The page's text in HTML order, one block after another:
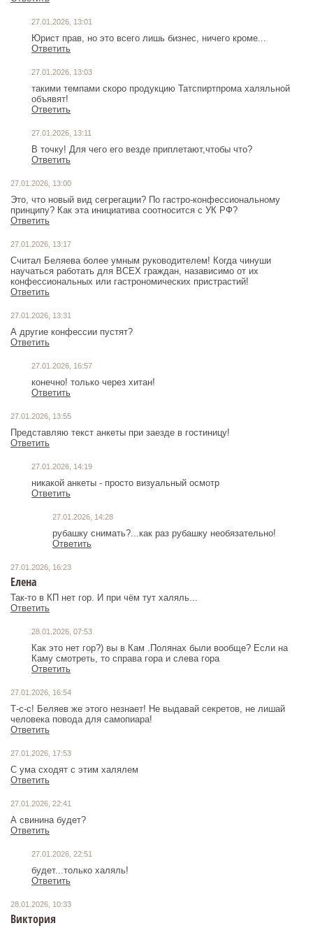
27.01.2026, 13:01
Юрист прав, но это всего лишь бизнес, ничего кроме...
Ответить
27.01.2026, 13:03
такими темпами скоро продукцию Татспиртпрома халяльной
объявят!
Ответить
27.01.2026, 13:11
Ответить
27.01.2026, 13:00
Это, что новый вид сегрегации? По гастро-конфессиональному
принципу? Как эта инициатива соотносится с УК РФ?
Ответить
27.01.2026, 13:17
Считал Беляева более умным руководителем! Когда чинуши
научаться работать для ВСЕХ граждан, назависимо от их
конфессиональных или гастрономических пристрастий!
Ответить
27.01.2026, 13:31
А другие конфессии пустят?
Ответить
27.01.2026, 16:57
конечно! только через хитан!
Ответить
27.01.2026, 13:55
Представляю текст анкеты при заезде в гостиницу!
Ответить
27.01.2026, 14:19
никакой анкеты - просто визуальный осмотр
Ответить
27.01.2026, 14:28
рубашку снимать?...как раз рубашку необязательно!
Ответить
27.01.2026, 16:23
Елена
Так-то в КП нет гор. И при чём тут халяль...
Ответить
28.01.2026, 07:53
Как это нет гор?) вы в Кам .Полянах были вообще? Если на
Каму смотреть, то справа гора и слева гора
Ответить
27.01.2026, 16:54
Т-с-с! Беляев же этого незнает! Не выдавай секретов, не лишай
человека повода для самопиара!
Ответить
27.01.2026, 17:53
Ответить
27.01.2026, 22:41
А свинина будет?
Ответить
27.01.2026, 22:51
будет...только халяль!
Ответить
28.01.2026, 10:33
Виктория